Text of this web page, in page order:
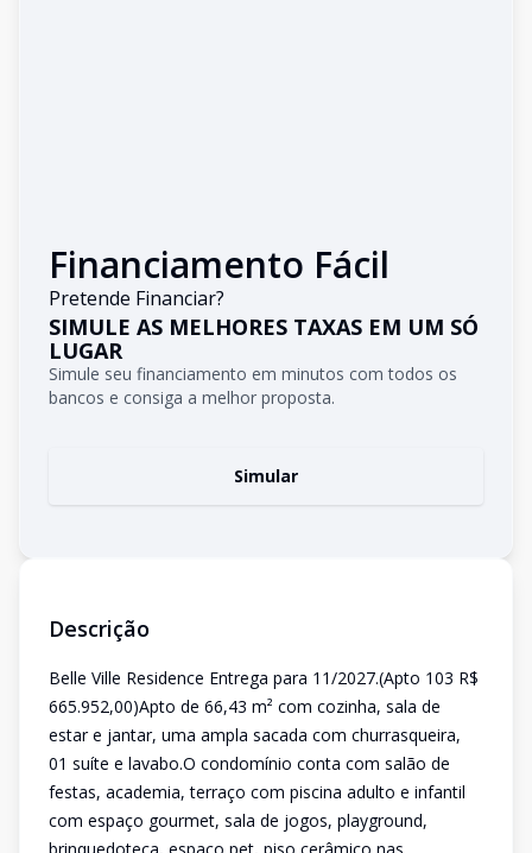
Financiamento Fácil
Pretende Financiar?
SIMULE AS MELHORES TAXAS EM UM SÓ
LUGAR
Simule seu financiamento em minutos com todos os
bancos e consiga a melhor proposta.
Simular
Descrição
Belle Ville Residence Entrega para 11/2027.(Apto 103 R$
665.952,00)Apto de 66,43 m² com cozinha, sala de
estar e jantar, uma ampla sacada com churrasqueira,
01 suíte e lavabo.O condomínio conta com salão de
festas, academia, terraço com piscina adulto e infantil
com espaço gourmet, sala de jogos, playground,